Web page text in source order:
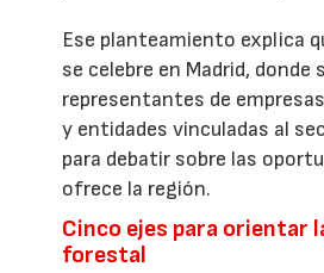
Ese planteamiento explica
se celebre en Madrid, donde
representantes de
y entidades vinculadas al
para debatir sobre las
ofrece la región.
Cinco ejes para orientar
forestal